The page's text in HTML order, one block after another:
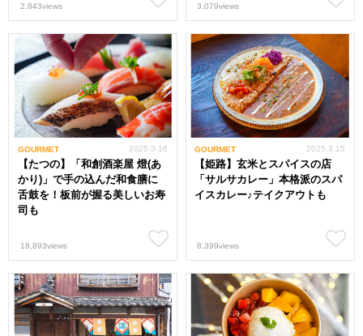
2,843views 3,079views
GOURMET
【たつの】「和創酒楽屋 燈(あ
かり)」で手の込んだ和食膳に
舌鼓を！板前が握る美しいお寿
司も
2025.3.16
18,893views
GOURMET
【姫路】玄米とスパイスの店
「サルサカレー」本格派のスパ
イスカレー♪テイクアウトも
2025.3.15
8,399views